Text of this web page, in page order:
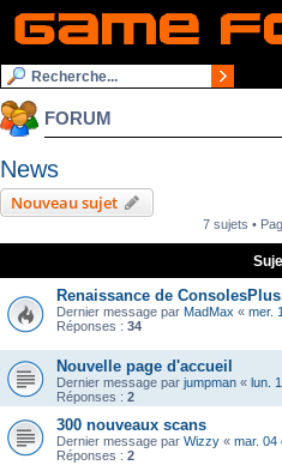
FORUM
News
Nouveau sujet
7 sujets •
Renaissance de
Dernier message par MadMax « mer.
Réponses : 34
Nouvelle page d'accueil
Dernier message par jumpman « lun.
Réponses : 2
300 nouveaux scans
Dernier message par Wizzy « mar. 04
Réponses : 2